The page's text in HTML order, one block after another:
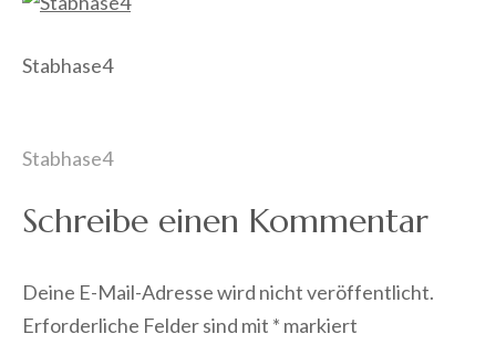
Stabhase4
Beitragsnavigation
Stabhase4
Schreibe einen Kommentar
Deine E-Mail-Adresse wird nicht veröffentlicht.
Erforderliche Felder sind mit * markiert